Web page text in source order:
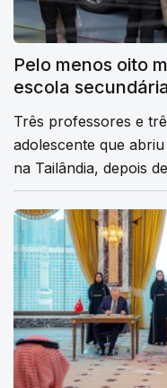
Pelo menos oito
escola
Três professores e
adolescente que
na Tailândia, depois